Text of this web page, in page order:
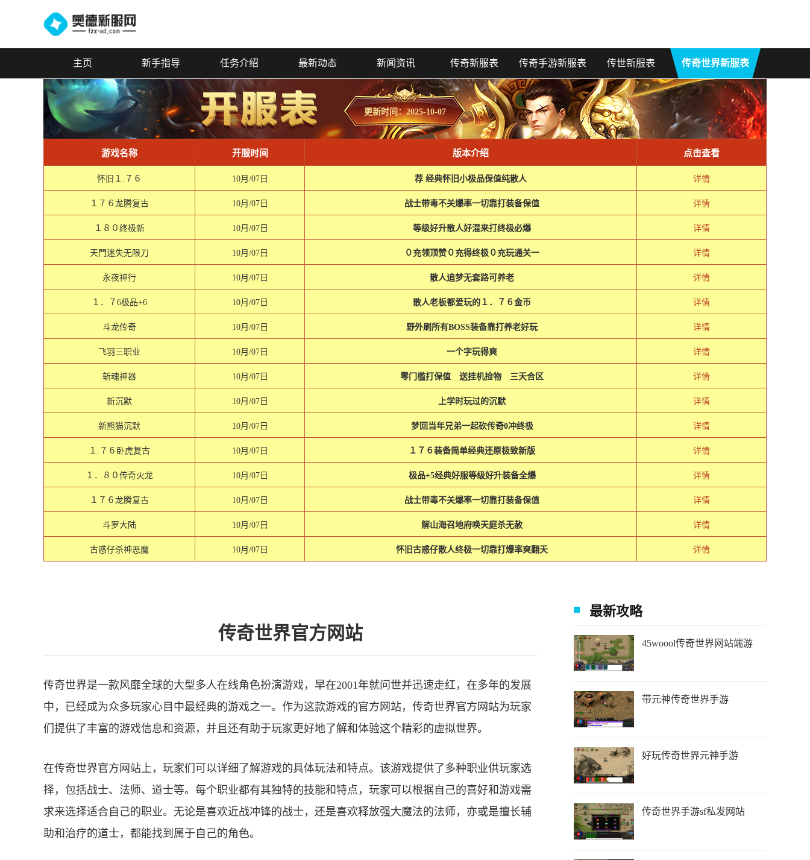
主页 新手指导 任务介绍 最新动态 新闻资讯 传奇新服表 传奇手游新服表 传世新服表 传奇世界新服表
更新时间：2025-10-07
游戏名称 开服时间 版本介绍 点击查看
怀旧１.７６ 10月/07日 荐 经典怀旧小极品保值纯散人 详情
１７６龙腾复古 10月/07日 战士带毒不关爆率一切靠打装备保值 详情
１８０终极新 10月/07日 等级好升散人好混来打终极必爆 详情
天門迷失无限刀 10月/07日 ０充领顶赞０充得终极０充玩通关一 详情
永夜神行 10月/07日 散人追梦无套路可养老 详情
１．７6极品+6 10月/07日 散人老板都爱玩的１．７６金币 详情
斗龙传奇 10月/07日 野外刷所有BOSS装备靠打养老好玩 详情
飞羽三职业 10月/07日 一个字玩得爽 详情
斩魂神器 10月/07日 零门槛打保值 送挂机捡物 三天合区 详情
新沉默 10月/07日 上学时玩过的沉默 详情
新熊猫沉默 10月/07日 梦回当年兄弟一起砍传奇0冲终极 详情
１.７６卧虎复古 10月/07日 １７６装备简单经典还原极致新版 详情
１．８０传奇火龙 10月/07日 极品+5经典好服等级好升装备全爆 详情
１７６龙腾复古 10月/07日 战士带毒不关爆率一切靠打装备保值 详情
斗罗大陆 10月/07日 解山海召地府唤天庭杀无赦 详情
古惑仔杀神恶魔 10月/07日 怀旧古惑仔散人终极一切靠打爆率爽翻天 详情
传奇世界官方网站
传奇世界是一款风靡全球的大型多人在线角色扮演游戏，早在2001年就问世并迅速走红，在多年的发展
中，已经成为众多玩家心目中最经典的游戏之一。作为这款游戏的官方网站，传奇世界官方网站为玩家
们提供了丰富的游戏信息和资源，并且还有助于玩家更好地了解和体验这个精彩的虚拟世界。
在传奇世界官方网站上，玩家们可以详细了解游戏的具体玩法和特点。该游戏提供了多种职业供玩家选
择，包括战士、法师、道士等。每个职业都有其独特的技能和特点，玩家可以根据自己的喜好和游戏需
求来选择适合自己的职业。无论是喜欢近战冲锋的战士，还是喜欢释放强大魔法的法师，亦或是擅长辅
助和治疗的道士，都能找到属于自己的角色。
最新攻略
45woool传奇世界网站端游
带元神传奇世界手游
好玩传奇世界元神手游
传奇世界手游sf私发网站